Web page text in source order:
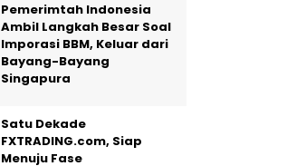
Pemerimtah Indonesia
Ambil Langkah Besar Soal
Imporasi BBM, Keluar dari
Bayang-Bayang
Singapura
Satu Dekade
FXTRADING.com, Siap
Menuju Fase